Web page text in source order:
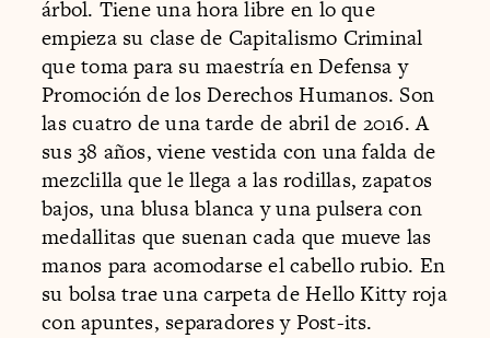
árbol. Tiene una hora libre en lo que
empieza su clase de Capitalismo Criminal
que toma para su maestría en Defensa y
Promoción de los Derechos Humanos. Son
las cuatro de una tarde de abril de 2016. A
sus 38 años, viene vestida con una falda de
mezclilla que le llega a las rodillas, zapatos
bajos, una blusa blanca y una pulsera con
medallitas que suenan cada que mueve las
manos para acomodarse el cabello rubio. En
su bolsa trae una carpeta de Hello Kitty roja
con apuntes, separadores y Post-its.